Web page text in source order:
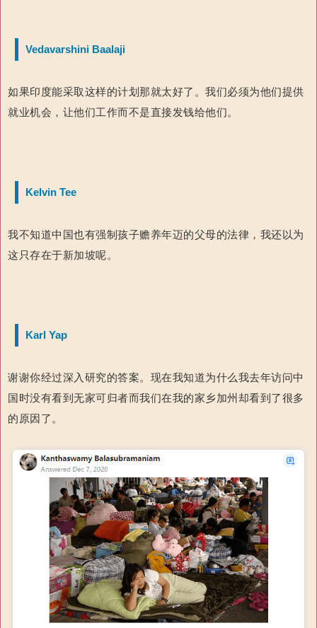
Vedavarshini Baalaji
如果印度能采取这样的计划那就太好了。我们必须为他们提供
就业机会，让他们工作而不是直接发钱给他们。
Kelvin Tee
我不知道中国也有强制孩子赡养年迈的父母的法律，我还以为
这只存在于新加坡呢。
Karl Yap
谢谢你经过深入研究的答案。现在我知道为什么我去年访问中
国时没有看到无家可归者而我们在我的家乡加州却看到了很多
的原因了。